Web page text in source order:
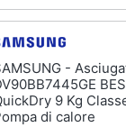
-
9 Kg
di calore